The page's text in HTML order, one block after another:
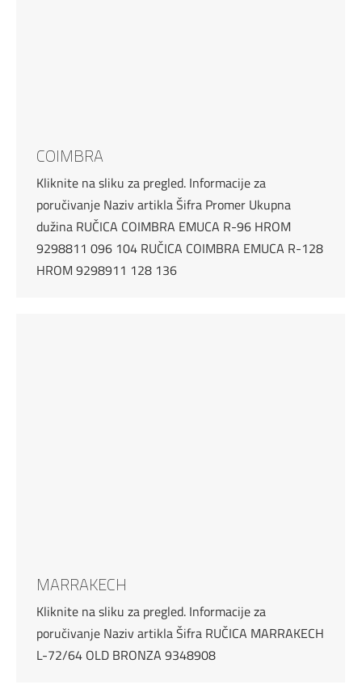
COIMBRA
Kliknite na sliku za pregled. Informacije za
poručivanje Naziv artikla Šifra Promer Ukupna
dužina RUČICA COIMBRA EMUCA R-96 HROM
9298811 096 104 RUČICA COIMBRA EMUCA R-128
HROM 9298911 128 136
MARRAKECH
Kliknite na sliku za pregled. Informacije za
poručivanje Naziv artikla Šifra RUČICA MARRAKECH
L-72/64 OLD BRONZA 9348908